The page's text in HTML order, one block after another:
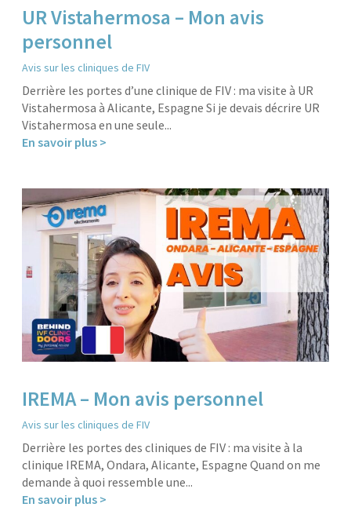
UR Vistahermosa – Mon avis
personnel
Avis sur les cliniques de FIV
Derrière les portes d’une clinique de FIV : ma visite à UR
Vistahermosa à Alicante, Espagne Si je devais décrire UR
Vistahermosa en une seule...
En savoir plus >
IREMA – Mon avis personnel
Avis sur les cliniques de FIV
Derrière les portes des cliniques de FIV : ma visite à la
clinique IREMA, Ondara, Alicante, Espagne Quand on me
demande à quoi ressemble une...
En savoir plus >